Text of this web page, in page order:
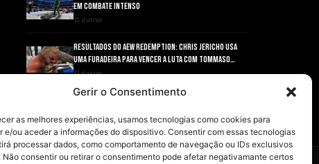
Gerir o Consentimento
as melhores experiências, usamos tecnologias como cookies para
e/ou aceder a informações do dispositivo. Consentir com essas tecnologias
processar dados, como comportamento de navegação ou IDs exclusivos
Não consentir ou retirar o consentimento pode afetar negativamante certos
EM COMBATE INTENSO
12 d atrás
RESULTADOS DO AEW REDEMPTION: CHRIS JERICHO USA
UMA FURADEIRA PARA VENCER A LUTA COM TOMMASO
CIAMPA
12 d atrás
12 d atrás